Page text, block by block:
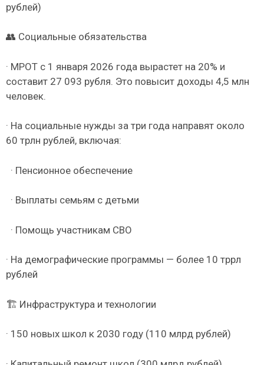
рублей)
👥 Социальные обязательства
· МРОТ с 1 января 2026 года вырастет на 20% и
составит 27 093 рубля. Это повысит доходы 4,5 млн
человек.
· На социальные нужды за три года направят около
60 трлн рублей, включая:
· Пенсионное обеспечение
· Выплаты семьям с детьми
· Помощь участникам СВО
· На демографические программы — более 10 тррл
рублей
🏗️ Инфраструктура и технологии
· 150 новых школ к 2030 году (110 млрд рублей)